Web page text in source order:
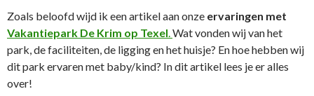
Zoals beloofd wijd ik een artikel aan onze ervaringen met
Vakantiepark De Krim op Texel.Wat vonden wij van het
park, de faciliteiten, de ligging en het huisje? En hoe hebben wij
dit park ervaren met baby/kind? In dit artikel lees je er alles
over!